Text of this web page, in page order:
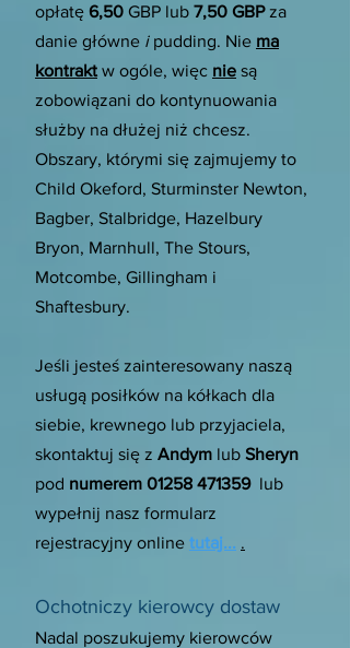
opłatę 6,50 GBP lub 7,50 GBPza
danie główne ipudding. Nie ma
kontrakt w ogóle, więc nie są
zobowiązani do kontynuowania
służby na dłużej niż chcesz.
Obszary, którymi się zajmujemy to
Child Okeford, Sturminster Newton,
Bagber, Stalbridge, Hazelbury
Bryon, Marnhull, The Stours,
Motcombe, Gillingham i
Shaftesbury.
Jeśli jesteś zainteresowany naszą
usługą posiłków na kółkach dla
siebie, krewnego lub przyjaciela,
skontaktuj się z Andym lub Sheryn
pod numerem 01258 471359 lub
wypełnij nasz formularz
rejestracyjny online tutaj... .
Ochotniczy kierowcy dostaw
Nadal poszukujemy kierowców